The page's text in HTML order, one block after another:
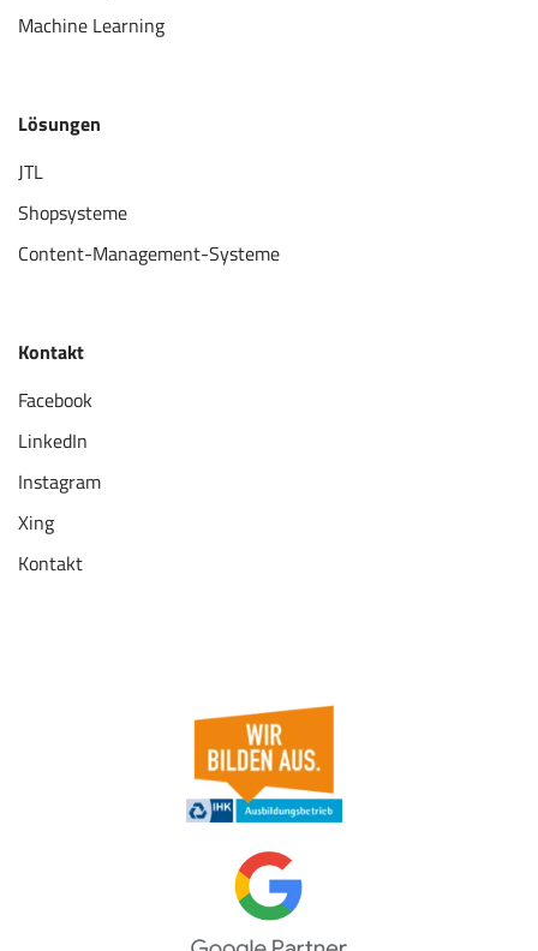
Machine Learning
Lösungen
JTL
Shopsysteme
Content-Management-Systeme
Kontakt
Facebook
LinkedIn
Instagram
Xing
Kontakt